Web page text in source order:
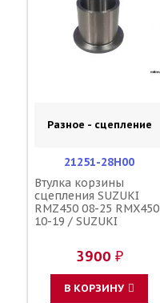
Разное - сцепление
21251-28H00
Втулка корзины
сцепления SUZUKI
RMZ450 08-25 RMX450
10-19 / SUZUKI
3900 ₽
В КОРЗИНУ